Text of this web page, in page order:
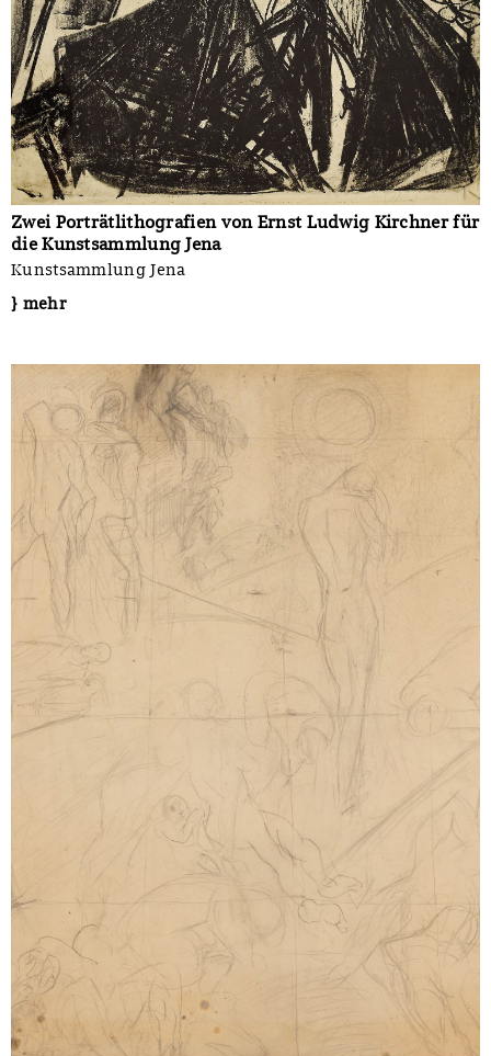
Zwei Porträtlithografien von Ernst Ludwig Kirchner für
die Kunstsammlung Jena
Kunstsammlung Jena
} mehr